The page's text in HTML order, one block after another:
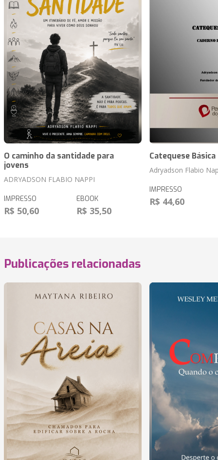
O caminho da santidade para
jovens
ADRYADSON FLABIO NAPPI
IMPRESSO
R$ 50,60
EBOOK
R$ 35,50
Catequese Básica
Adryadson Flabio
IMPRESSO
R$ 44,60
Publicações relacionadas